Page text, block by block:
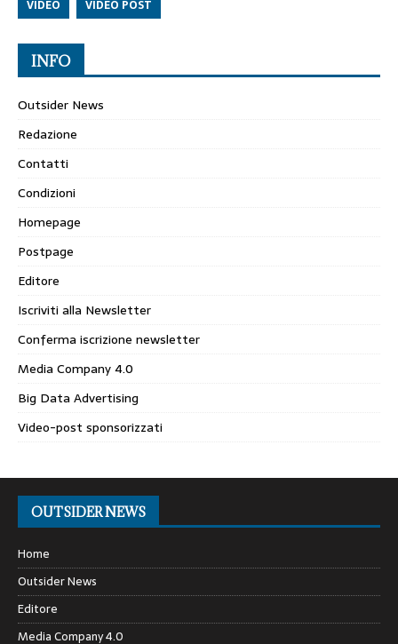
VIDEO VIDEO POST
INFO
Outsider News
Redazione
Contatti
Condizioni
Homepage
Postpage
Editore
Iscriviti alla Newsletter
Conferma iscrizione newsletter
Media Company 4.0
Big Data Advertising
Video-post sponsorizzati
OUTSIDER NEWS
Home
Outsider News
Editore
Media Company 4.0